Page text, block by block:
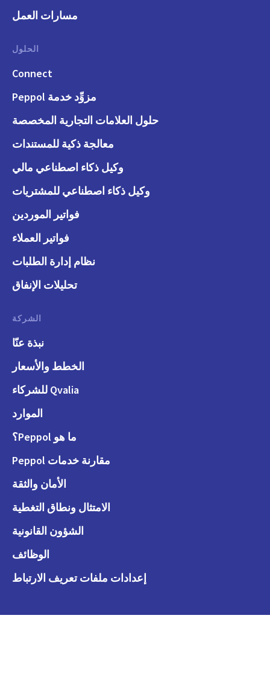
مسارات العمل
الحلول
Connect
مزوِّد خدمة Peppol
حلول العلامات التجارية المخصصة
معالجة ذكية للمستندات
وكيل ذكاء اصطناعي مالي
وكيل ذكاء اصطناعي للمشتريات
فواتير الموردين
فواتير العملاء
نظام إدارة الطلبات
تحليلات الإنفاق
الشركة
نبذة عنّا
الخطط والأسعار
Qvalia للشركاء
الموارد
ما هو Peppol؟
مقارنة خدمات Peppol
الأمان والثقة
الامتثال ونطاق التغطية
الشؤون القانونية
الوظائف
إعدادات ملفات تعريف الارتباط